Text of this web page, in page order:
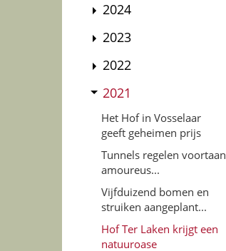
2024
2023
2022
2021
Het Hof in Vosselaar
geeft geheimen prijs
Tunnels regelen voortaan
amoureus...
Vijfduizend bomen en
struiken aangeplant...
Hof Ter Laken krijgt een
natuuroase